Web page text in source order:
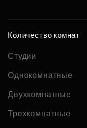
Количество комнат
Студии
Однокомнатные
Двухкомнатные
Трехкомнатные